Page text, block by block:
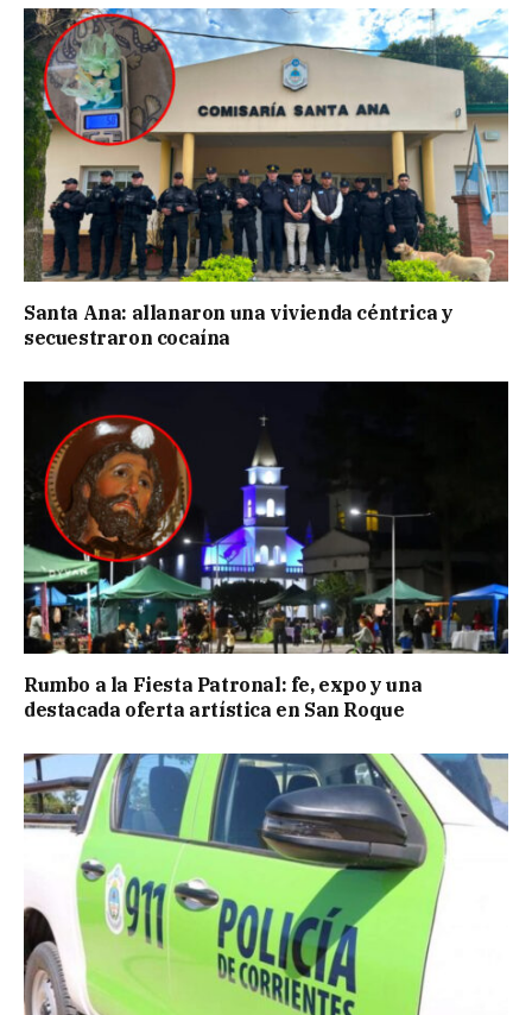
Santa Ana: allanaron una vivienda céntrica y
secuestraron cocaína
Rumbo a la Fiesta Patronal: fe, expo y una
destacada oferta artística en San Roque